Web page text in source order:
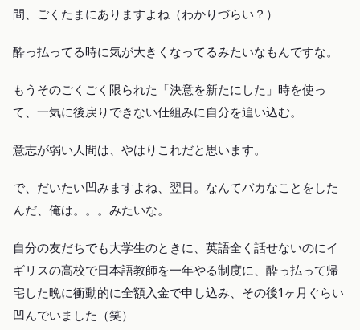
間、ごくたまにありますよね（わかりづらい？）
酔っ払ってる時に気が大きくなってるみたいなもんですな。
もうそのごくごく限られた「決意を新たにした」時を使っ
て、一気に後戻りできない仕組みに自分を追い込む。
意志が弱い人間は、やはりこれだと思います。
で、だいたい凹みますよね、翌日。なんてバカなことをした
んだ、俺は。。。みたいな。
自分の友だちでも大学生のときに、英語全く話せないのにイ
ギリスの高校で日本語教師を一年やる制度に、酔っ払って帰
宅した晩に衝動的に全額入金で申し込み、その後1ヶ月ぐらい
凹んでいました（笑）